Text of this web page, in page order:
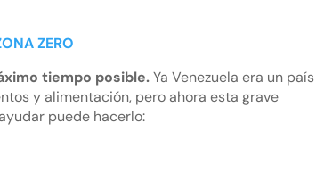
ZERO
tiempo posible.Ya Venezuela era un país
y alimentación, pero ahora esta grave
puede hacerlo: